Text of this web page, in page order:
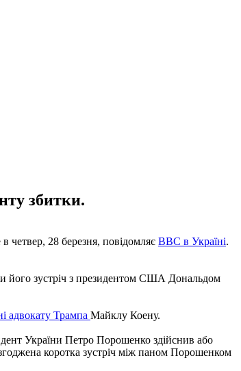
збитки.
четвер, 28 березня, повідомляє ВВС в Україні.
його зустріч з президентом США Дональдом
адвокату Трампа Майклу Коену.
України Петро Порошенко здійснив або
коротка зустріч між паном Порошенком